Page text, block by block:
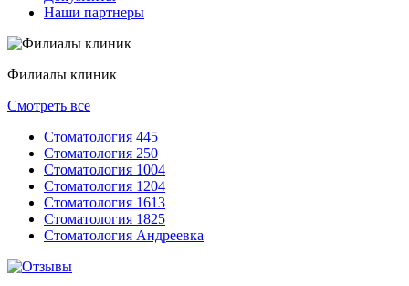
Наши партнеры
Филиалы клиник
Смотреть все
Стоматология 445
Стоматология 250
Стоматология 1004
Стоматология 1204
Стоматология 1613
Стоматология 1825
Стоматология Андреевка